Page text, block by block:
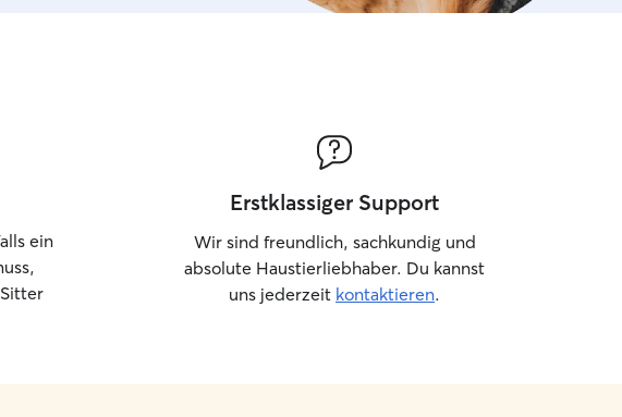
ein
Erstklassiger Support
Wir sind freundlich, sachkundig und
absolute Haustierliebhaber. Du kannst
uns jederzeit kontaktieren.